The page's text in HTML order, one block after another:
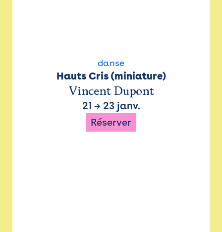
danse
Hauts Cris (miniature)
Vincent Dupont
21 → 23 janv.
Réserver